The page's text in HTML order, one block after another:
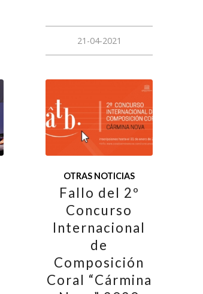
21-04-2021
OTRAS NOTICIAS
Fallo del 2º
Concurso
Internacional
de
Composición
Coral “Cármina